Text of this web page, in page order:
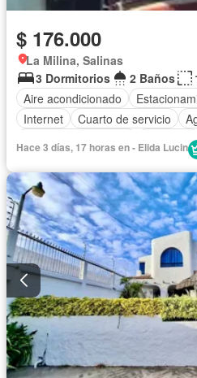
$ 176.000
La Milina, Salinas
3 Dormitorios
2 Baños
Aire acondicionado
Internet
Cuarto de servicio
Gimnasio
Hace 3 días, 17 horas en - Elida Lucin